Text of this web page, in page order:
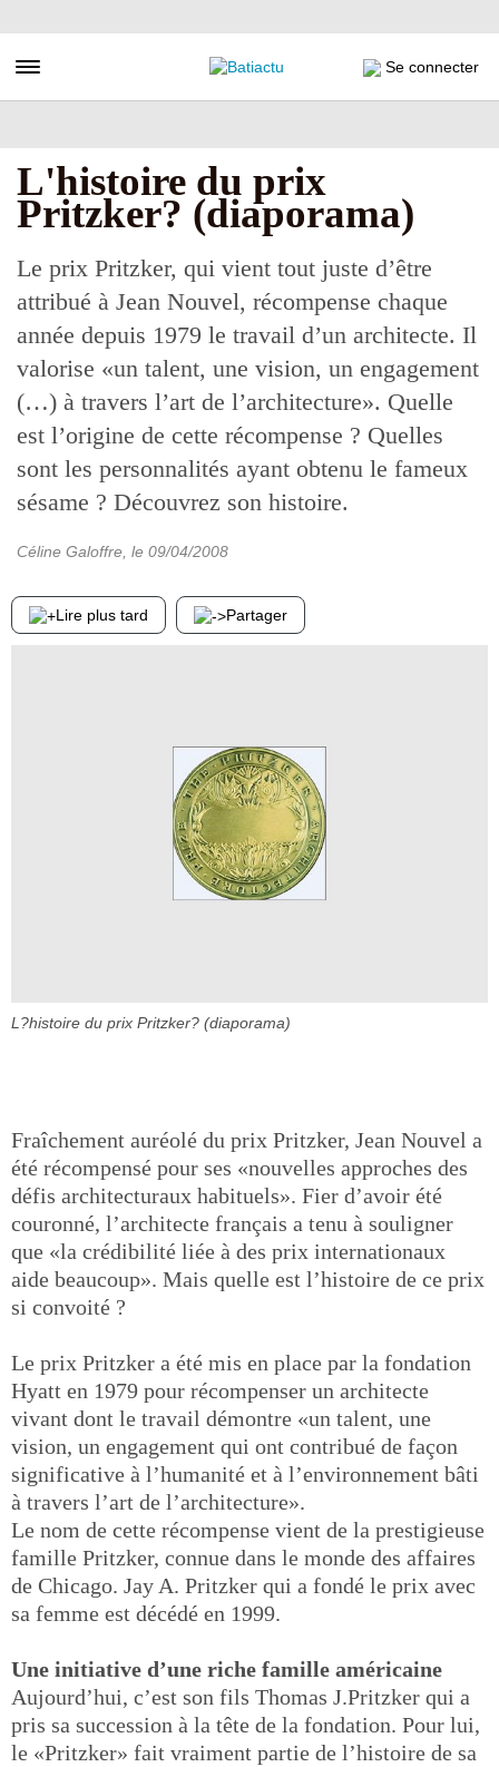
au
principal
Toggle navigation Se connecter
L'histoire du prix
Pritzker? (diaporama)
Le prix Pritzker, qui vient tout juste d’être
attribué à Jean Nouvel, récompense chaque
année depuis 1979 le travail d’un architecte. Il
valorise «un talent, une vision, un engagement
(…) à travers l’art de l’architecture». Quelle
est l’origine de cette récompense ? Quelles
sont les personnalités ayant obtenu le fameux
sésame ? Découvrez son histoire.
Céline Galoffre , le 09/04/2008
Lire plus tard Partager
L?histoire du prix Pritzker? (diaporama)
Fraîchement auréolé du prix Pritzker, Jean Nouvel a
été récompensé pour ses «nouvelles approches des
défis architecturaux habituels». Fier d’avoir été
couronné, l’architecte français a tenu à souligner
que «la crédibilité liée à des prix internationaux
aide beaucoup». Mais quelle est l’histoire de ce prix
si convoité ?
Le prix Pritzker a été mis en place par la fondation
Hyatt en 1979 pour récompenser un architecte
vivant dont le travail démontre «un talent, une
vision, un engagement qui ont contribué de façon
significative à l’humanité et à l’environnement bâti
à travers l’art de l’architecture».
Le nom de cette récompense vient de la prestigieuse
famille Pritzker, connue dans le monde des affaires
de Chicago. Jay A. Pritzker qui a fondé le prix avec
sa femme est décédé en 1999.
Une initiative d’une riche famille américaine
Aujourd’hui, c’est son fils Thomas J.Pritzker qui a
pris sa succession à la tête de la fondation. Pour lui,
le «Pritzker» fait vraiment partie de l’histoire de sa